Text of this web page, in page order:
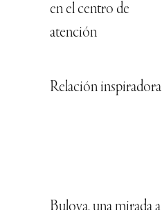
en el centro de
atención
Relación inspiradora